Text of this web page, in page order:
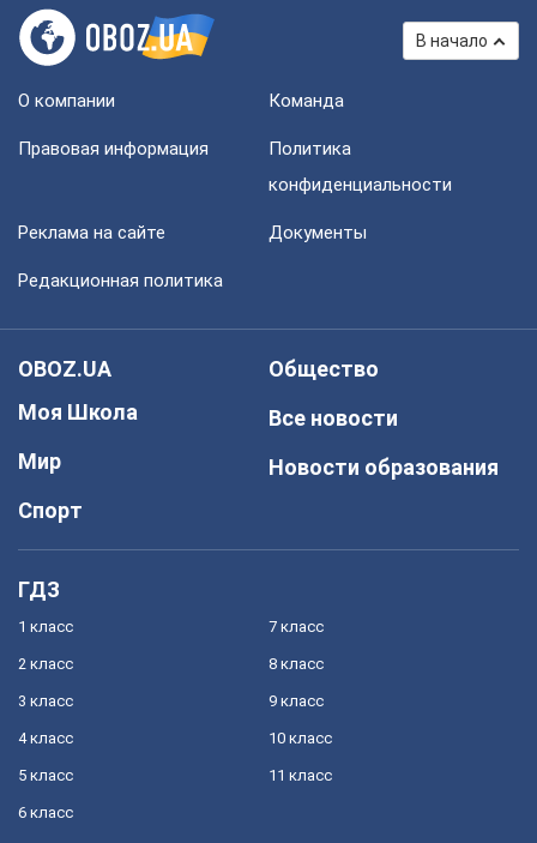
В начало
О компании Команда
Правовая информация
Политика
конфиденциальности
Реклама на сайте Документы
Редакционная политика
OBOZ.UA
Моя Школа
Мир
Спорт
Общество
Все новости
Новости образования
ГДЗ
1 класс
2 класс
3 класс
4 класс
5 класс
6 класс
7 класс
8 класс
9 класс
10 класс
11 класс